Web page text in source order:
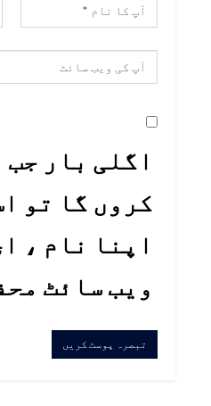
اگلی بار جب
کروں گا تو
اپنا نام ،
ویب سائٹ